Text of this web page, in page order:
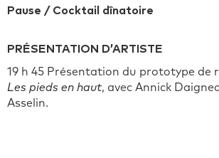
Pause / Cocktail dînatoire
PRÉSENTATION D’ARTISTE
19 h 45 Présentation du prototype de
Les pieds en haut, avec Annick
Asselin.